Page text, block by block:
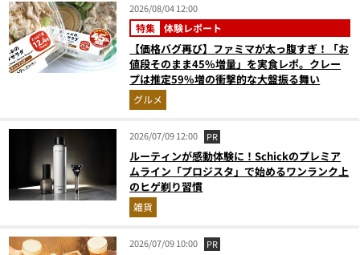
2026/08/04 12:00
特集 体験レポート
【価格バグ再び】ファミマが太っ腹すぎ！「お
値段そのまま45%増量」を実食レポ。クレー
プは推定59%増の衝撃的な大盤振る舞い
グルメ
2026/07/09 12:00 PR
ルーティンが感動体験に！Schickのプレミア
ムライン「プロジスタ」で始めるワンランク上
のヒゲ剃り習慣
雑貨
2026/07/09 10:00 PR